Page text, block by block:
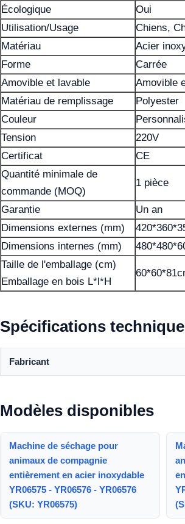
Écologique
Oui
Utilisation/Usage
Chiens,
Matériau
Acier
Forme
Carrée
Amovible et lavable
Amovible
Matériau de remplissage
Polyester
Couleur
Tension
220V
Certificat
CE
Quantité minimale de
commande (MOQ)
1 pièce
Garantie
Un an
Dimensions externes (mm)
Dimensions internes (mm)
Taille de l'emballage (cm)
Emballage en bois L*l*H
Spécifications
Fabricant
Modèles disponibles
Machine de séchage pour
animaux de compagnie
entièrement en acier inoxydable
YR06575 - YR06576 - YR06576
(SKU: YR06575)